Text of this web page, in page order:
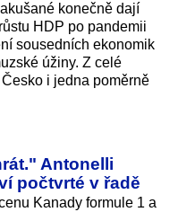
konečně dají
HDP po pandemii
sousedních ekonomik
úžiny. Z celé
i jedna poměrně
Antonelli
počtvrté v řadě
Kanady formule 1 a